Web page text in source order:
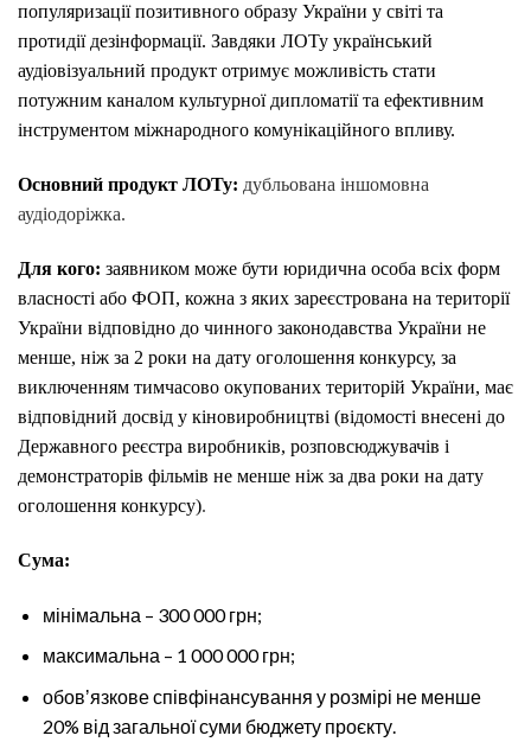
популяризації позитивного образу України у світі та
протидії дезінформації. Завдяки ЛОТу український
аудіовізуальний продукт отримує можливість стати
потужним каналом культурної дипломатії та ефективним
інструментом міжнародного комунікаційного впливу.
Основний продукт ЛОТу: дубльована іншомовна
аудіодоріжка.
Для кого: заявником може бути юридична особа всіх форм
власності або ФОП, кожна з яких зареєстрована на території
України відповідно до чинного законодавства України не
менше, ніж за 2 роки на дату оголошення конкурсу, за
виключенням тимчасово окупованих територій України, має
відповідний досвід у кіновиробництві (відомості внесені до
Державного реєстра виробників, розповсюджувачів і
демонстраторів фільмів не менше ніж за два роки на дату
оголошення конкурсу).
Сума:
мінімальна – 300 000 грн;
максимальна – 1 000 000 грн;
обовʼязкове співфінансування у розмірі не менше
20% від загальної суми бюджету проєкту.